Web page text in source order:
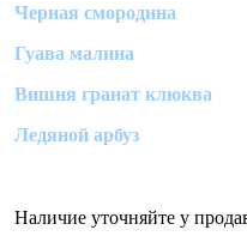
Черная смородина
Гуава малина
Вишня гранат клюква
Ледяной арбуз
Наличие уточняйте у